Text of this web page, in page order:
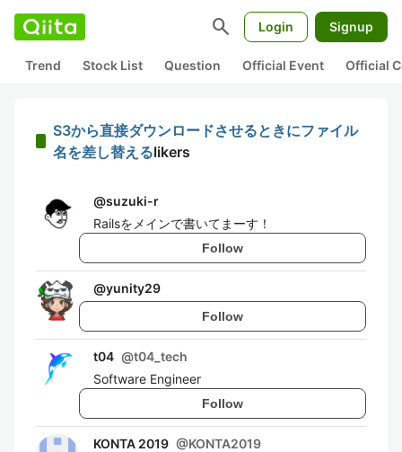
search Login Signup
Trend Stock List Question Official Event Official
S3から直接ダウンロードさせるときにファイル
名を差し替えるlikers
@suzuki-r
Railsをメインで書いてまーす！
Follow
@yunity29
Follow
t04 @t04_tech
Software Engineer
Follow
KONTA 2019 @KONTA2019